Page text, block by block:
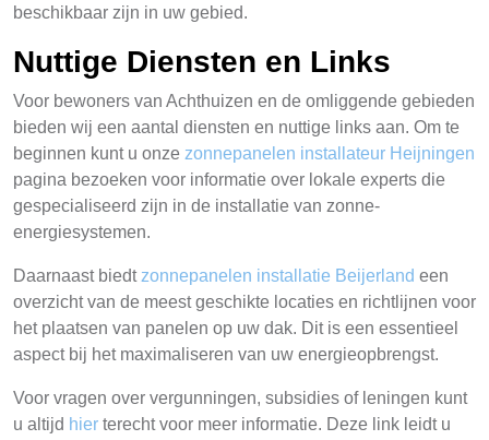
beschikbaar zijn in uw gebied.
Nuttige Diensten en Links
Voor bewoners van Achthuizen en de omliggende gebieden
bieden wij een aantal diensten en nuttige links aan. Om te
beginnen kunt u onze zonnepanelen installateur Heijningen
pagina bezoeken voor informatie over lokale experts die
gespecialiseerd zijn in de installatie van zonne-
energiesystemen.
Daarnaast biedt zonnepanelen installatie Beijerland een
overzicht van de meest geschikte locaties en richtlijnen voor
het plaatsen van panelen op uw dak. Dit is een essentieel
aspect bij het maximaliseren van uw energieopbrengst.
Voor vragen over vergunningen, subsidies of leningen kunt
u altijd hier terecht voor meer informatie. Deze link leidt u